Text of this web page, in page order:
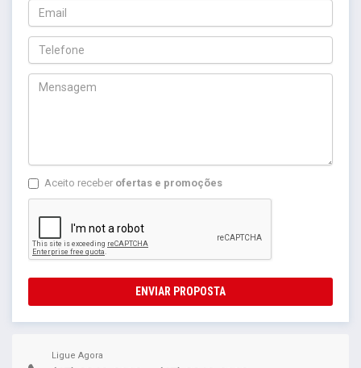
Aceito receber ofertas e promoções
ENVIAR PROPOSTA
Ligue Agora